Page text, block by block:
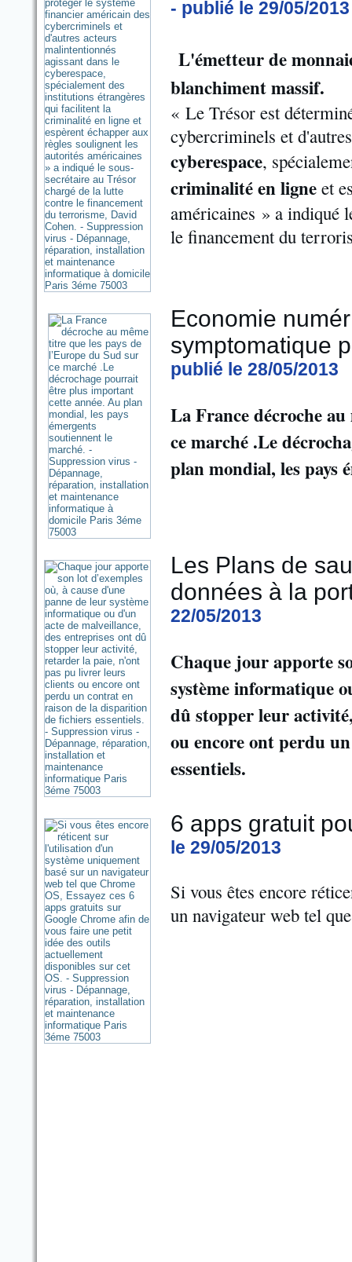
- publié le 29/05/2013
L'émetteur de
blanchiment massif.
« Le Trésor est
cybercriminels et
cyberespace,
criminalité en ligne et
américaines » a indiqué
le financement du
Economie
symptomatique
publié le 28/05/2013
La France décroche
ce marché .Le
plan mondial, les pays
Les Plans de
données à la
22/05/2013
Chaque jour apporte
système informatique
dû stopper leur
ou encore ont perdu
essentiels.
6 apps gratuit
le 29/05/2013
Si vous êtes encore
un navigateur web tel